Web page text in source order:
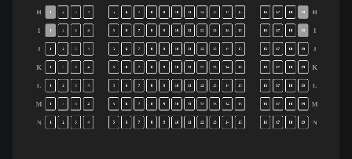
H
I
J
K
L
M
N
H
I
J
K
L
M
N
1 2 3 4 5 6 7 8 9 10 11 12 13 14 15 16 17 18 19
2 3 5 6 7 9 10 11 12 13 14 15 16 17 18
1 2 3 4 5 6 7 8 9 10 11 12 13 14 15 16 17 18 19
1 2 3 4 5 6 7 8 9 10 11 12 13 14 15 16 17 18 19
1 2 3 4 5 6 7 8 9 10 11 12 13 14 15 16 17 18 19
1 2 3 4 5 6 7 8 9 10 11 12 13 14 15 16 17 18 19
1 2 3 4 5 6 7 8 9 10 12 13 14 15 16 17 18 19